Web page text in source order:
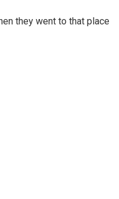
they went to that place